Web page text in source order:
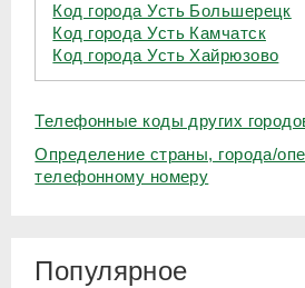
Код города Усть Большерецк
Код города Усть Камчатск
Код города Усть Хайрюзово
Телефонные коды других
Определение страны, города/
телефонному номеру
Популярное